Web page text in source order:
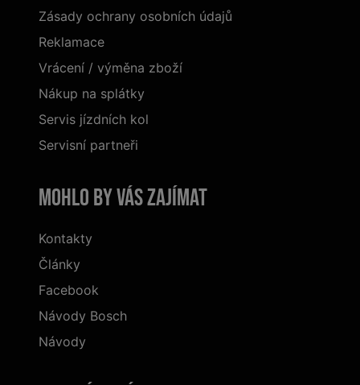
Zásady ochrany osobních údajů
Reklamace
Vrácení / výměna zboží
Nákup na splátky
Servis jízdních kol
Servisní partneři
Mohlo by vás zajímat
Kontakty
Články
Facebook
Návody Bosch
Návody